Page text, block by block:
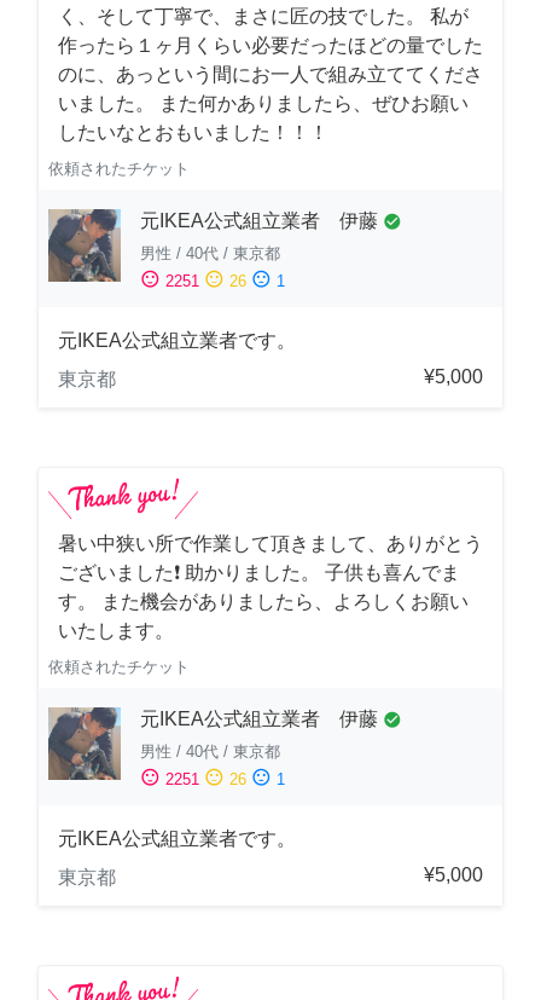
く、そして丁寧で、まさに匠の技でした。 私が
作ったら１ヶ月くらい必要だったほどの量でした
のに、あっという間にお一人で組み立ててくださ
いました。 また何かありましたら、ぜひお願い
したいなとおもいました！！！
依頼されたチケット
元IKEA公式組立業者 伊藤 check_circle
男性 / 40代 / 東京都
sentiment_satisfied 2251 sentiment_neutral 26 sentiment_dissatisfied 1
元IKEA公式組立業者です。
東京都
¥5,000
暑い中狭い所で作業して頂きまして、ありがとう
ございました❗️ 助かりました。 子供も喜んでま
す。 また機会がありましたら、よろしくお願い
いたします。
依頼されたチケット
元IKEA公式組立業者 伊藤 check_circle
男性 / 40代 / 東京都
sentiment_satisfied 2251 sentiment_neutral 26 sentiment_dissatisfied 1
元IKEA公式組立業者です。
東京都
¥5,000